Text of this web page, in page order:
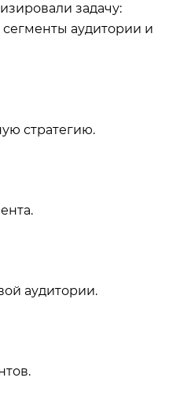
задачу:
аудитории и
стратегию.
аудитории.